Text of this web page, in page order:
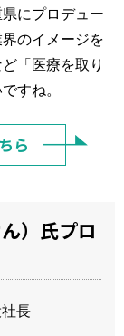
にプロデュー
のイメージを
「医療を取り
すね。
ら
）氏プロ
長